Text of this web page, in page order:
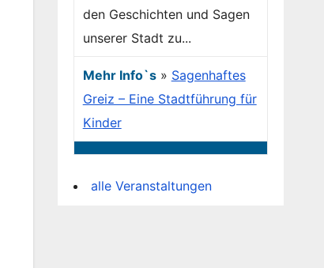
den Geschichten und Sagen
unserer Stadt zu...
Mehr Info`s» Sagenhaftes
Greiz – Eine Stadtführung für
Kinder
alle Veranstaltungen